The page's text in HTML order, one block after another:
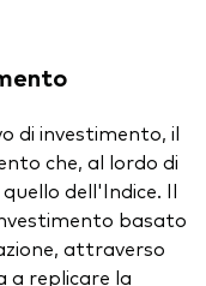
di investimento, il
che, al lordo di
dell'Indice. Il
basato
attraverso
a replicare la